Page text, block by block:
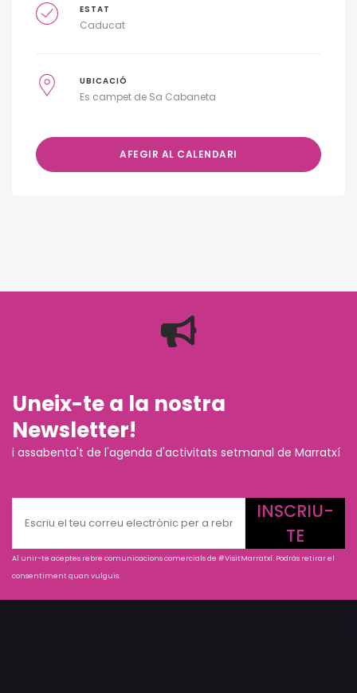
ESTAT
Caducat
UBICACIÓ
Es campet de Sa Cabaneta
AFEGIR AL CALENDARI
Uneix-te a la nostra
Newsletter!
i assabenta't de l'agenda d'activitats setmanal de Marratxí
INSCRIU-
TE
Al unir-te aceptes rebre comunicacions comercials de #VisitMarratxí. Podràs retirar el
consentiment quan vulguis.